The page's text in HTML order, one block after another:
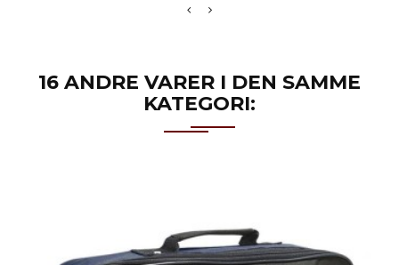
16 ANDRE VARER I DEN SAMME
KATEGORI: